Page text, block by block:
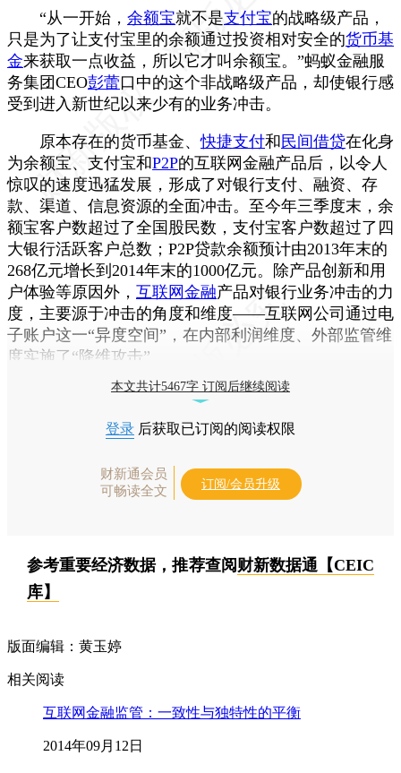
“从一开始， 余额宝就不是支付宝的战略级产品，
只是为了让支付宝里的余额通过投资相对安全的货币基
金来获取一点收益，所以它才叫余额宝。”蚂蚁金融服
务集团CEO彭蕾口中的这个非战略级产品，却使银行感
受到进入新世纪以来少有的业务冲击。
原本存在的货币基金、快捷支付和民间借贷在化身
为余额宝、支付宝和P2P的互联网金融产品后，以令人
惊叹的速度迅猛发展，形成了对银行支付、融资、存
款、渠道、信息资源的全面冲击。至今年三季度末，余
额宝客户数超过了全国股民数，支付宝客户数超过了四
大银行活跃客户总数；P2P贷款余额预计由2013年末的
268亿元增长到2014年末的1000亿元。除产品创新和用
户体验等原因外， 互联网金融产品对银行业务冲击的力
度，主要源于冲击的角度和维度——互联网公司通过电
子账户这一“异度空间”，在内部利润维度、外部监管维
度实施了“降维攻击”。
本文共计5467字 订阅后继续阅读
登录 后获取已订阅的阅读权限
财新通会员
可畅读全文
订阅/会员升级
参考重要经济数据，推荐查阅 财新数据通【CEIC
库】
版面编辑：黄玉婷
相关阅读
互联网金融监管：一致性与独特性的平衡
2014年09月12日